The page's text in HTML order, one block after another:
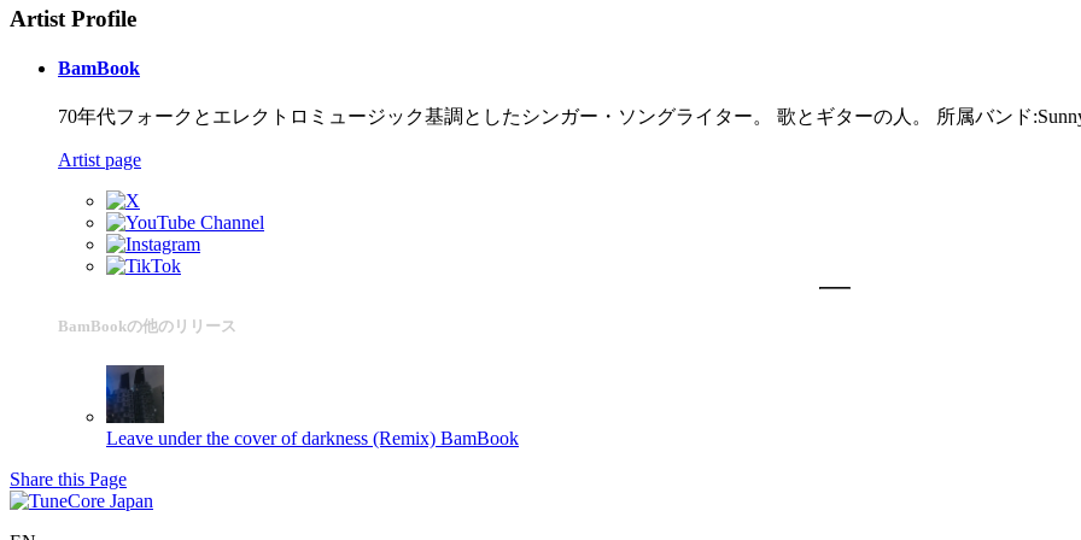
Artist Profile
BamBook
70年代フォークとエレクトロミュージック基調としたシンガー・ソングライター。 歌とギターの人。 所属バンド
Artist page
BamBookの他のリリース
Leave under the cover of darkness (Remix) BamBook
Share this Page